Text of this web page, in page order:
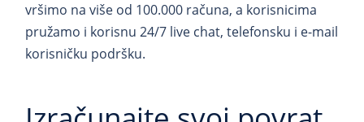
vršimo na više od 100.000 računa, a korisnicima
pružamo i korisnu 24/7 live chat, telefonsku i e-mail
korisničku podršku.